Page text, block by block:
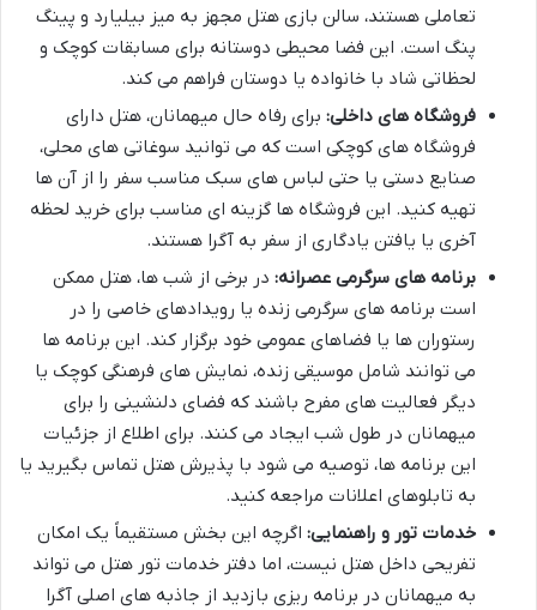
تعاملی هستند، سالن بازی هتل مجهز به میز بیلیارد و پینگ
پنگ است. این فضا محیطی دوستانه برای مسابقات کوچک و
لحظاتی شاد با خانواده یا دوستان فراهم می کند.
فروشگاه های داخلی: برای رفاه حال میهمانان، هتل دارای
فروشگاه های کوچکی است که می توانید سوغاتی های محلی،
صنایع دستی یا حتی لباس های سبک مناسب سفر را از آن ها
تهیه کنید. این فروشگاه ها گزینه ای مناسب برای خرید لحظه
آخری یا یافتن یادگاری از سفر به آگرا هستند.
برنامه های سرگرمی عصرانه: در برخی از شب ها، هتل ممکن
است برنامه های سرگرمی زنده یا رویدادهای خاصی را در
رستوران ها یا فضاهای عمومی خود برگزار کند. این برنامه ها
می توانند شامل موسیقی زنده، نمایش های فرهنگی کوچک یا
دیگر فعالیت های مفرح باشند که فضای دلنشینی را برای
میهمانان در طول شب ایجاد می کنند. برای اطلاع از جزئیات
این برنامه ها، توصیه می شود با پذیرش هتل تماس بگیرید یا
به تابلوهای اعلانات مراجعه کنید.
خدمات تور و راهنمایی: اگرچه این بخش مستقیماً یک امکان
تفریحی داخل هتل نیست، اما دفتر خدمات تور هتل می تواند
به میهمانان در برنامه ریزی بازدید از جاذبه های اصلی آگرا